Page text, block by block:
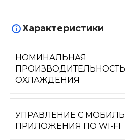
Характеристики
НОМИНАЛЬНАЯ
ПРОИЗВОДИТЕЛЬНОСТЬ
ОХЛАЖДЕНИЯ
УПРАВЛЕНИЕ C
ПРИЛОЖЕНИЯ ПО WI-FI